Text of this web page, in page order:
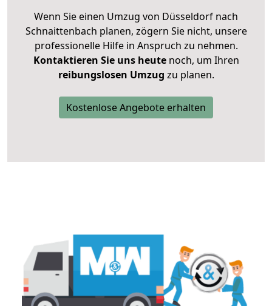
Wenn Sie einen Umzug von Düsseldorf nach
Schnaittenbach planen, zögern Sie nicht, unsere
professionelle Hilfe in Anspruch zu nehmen.
Kontaktieren Sie uns heutenoch, um Ihren
reibungslosen Umzug zu planen.
Kostenlose Angebote erhalten